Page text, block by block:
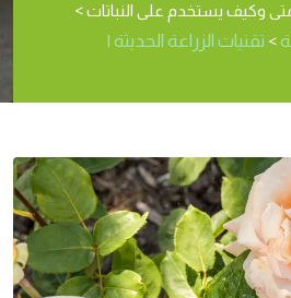
وكيف يستخدم على النباتات>
> تقنيات الزراعة الحديثة |